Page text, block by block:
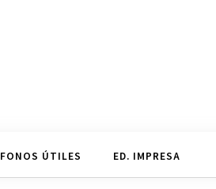
ÚTILES ED. IMPRESA